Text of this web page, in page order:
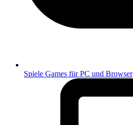
Spiele Games für PC und Browser